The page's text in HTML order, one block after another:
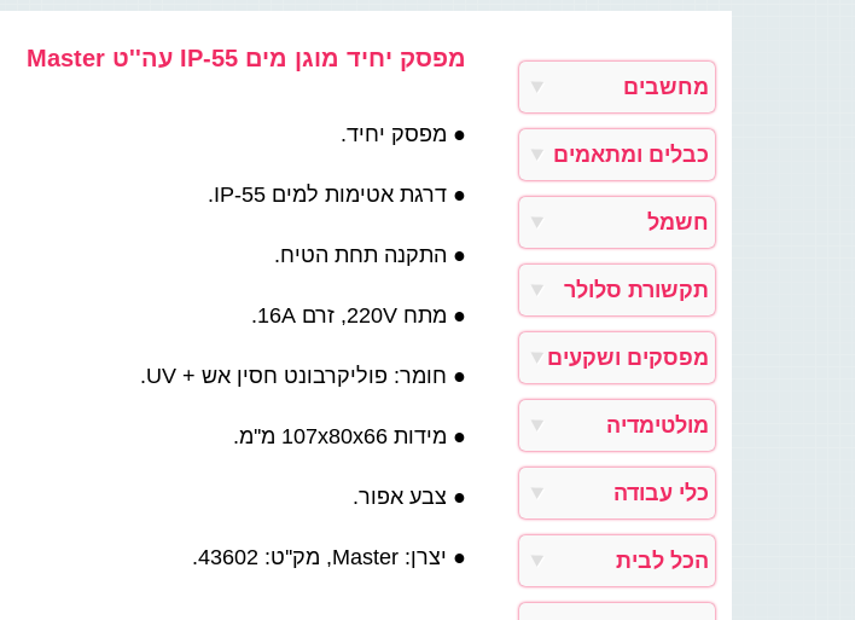
מפסק יחיד מוגן מים IP-55 עה''ט Master
● מפסק יחיד.
● דרגת אטימות למים IP-55.
● התקנה תחת הטיח.
● מתח 220V, זרם 16A.
● חומר: פוליקרבונט חסין אש + UV.
● מידות 107x80x66 מ''מ.
● צבע אפור.
● יצרן: Master, מק''ט: 43602.
מחשבים
כבלים ומתאמים
חשמל
תקשורת סלולר
מפסקים ושקעים
מולטימדיה
כלי עבודה
הכל לבית